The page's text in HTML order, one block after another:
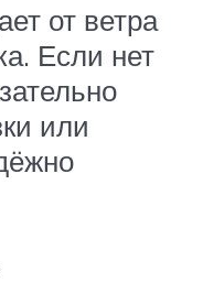
от ветра
Если нет
или